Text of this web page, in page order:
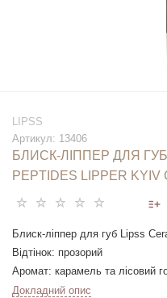
LIPSS
Артикул: 13406
БЛИСК-ЛІППЕР ДЛЯ ГУБ
PEPTIDES LIPPER
Блиск-ліппер для губ Lipss
Відтінок: прозорий
Аромат: карамель та лісовий
8ml (повнорозмірний)
Докладний опис